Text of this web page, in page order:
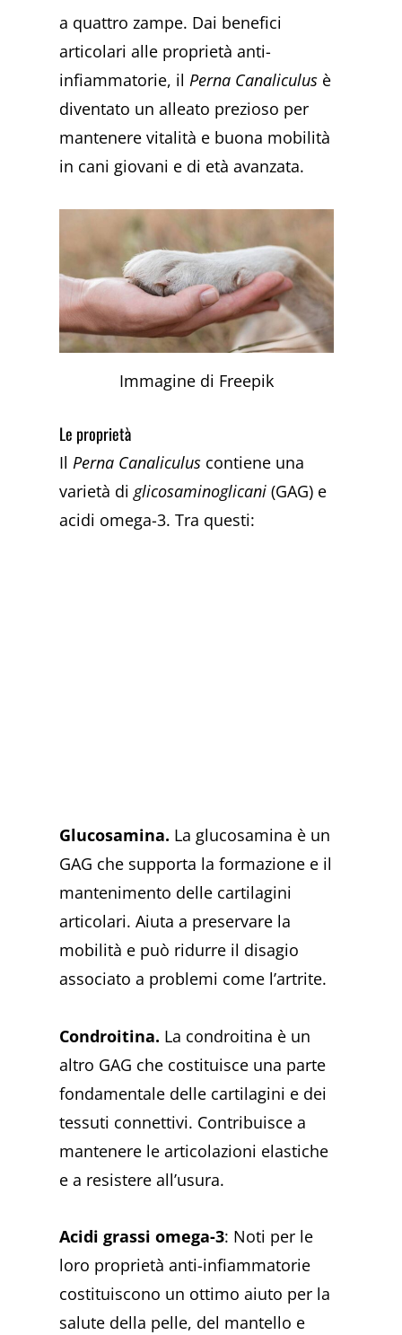
a quattro zampe. Dai benefici
articolari alle proprietà anti-
infiammatorie, ilPerna Canaliculus è
diventato un alleato prezioso per
mantenere vitalità e buona mobilità
in cani giovani e di età avanzata.
Immagine di Freepik
Le proprietà
IlPerna Canaliculus contiene una
varietà diglicosaminoglicani (GAG) e
acidi omega-3. Tra questi:
Glucosamina. La glucosamina è un
GAG che supporta la formazione e il
mantenimento delle cartilagini
articolari. Aiuta a preservare la
mobilità e può ridurre il disagio
associato a problemi come l’artrite.
Condroitina. La condroitina è un
altro GAG che costituisce una parte
fondamentale delle cartilagini e dei
tessuti connettivi. Contribuisce a
mantenere le articolazioni elastiche
e a resistere all’usura.
Acidi grassi omega-3: Noti per le
loro proprietà anti-infiammatorie
costituiscono un ottimo aiuto per la
salute della pelle, del mantello e